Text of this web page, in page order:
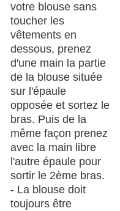
votre blouse sans
toucher les
vêtements en
dessous, prenez
d'une main la partie
de la blouse située
sur l'épaule
opposée et sortez le
bras. Puis de la
même façon prenez
avec la main libre
l'autre épaule pour
sortir le 2ème bras.
- La blouse doit
toujours être